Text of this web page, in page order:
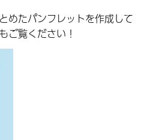
めたパンフレットを作成して
ご覧ください！